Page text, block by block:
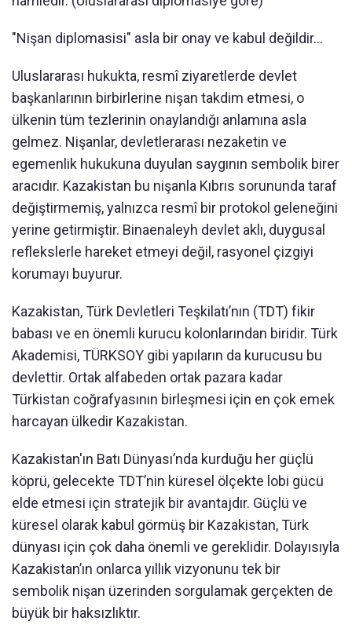
"Nişan diplomasisi" asla bir onay ve kabul değildir…
Uluslararası hukukta, resmî ziyaretlerde devlet
başkanlarının birbirlerine nişan takdim etmesi, o
ülkenin tüm tezlerinin onaylandığı anlamına asla
gelmez. Nişanlar, devletlerarası nezaketin ve
egemenlik hukukuna duyulan saygının sembolik birer
aracıdır. Kazakistan bu nişanla Kıbrıs sorununda taraf
değiştirmemiş, yalnızca resmî bir protokol geleneğini
yerine getirmiştir. Binaenaleyh devlet aklı, duygusal
reflekslerle hareket etmeyi değil, rasyonel çizgiyi
korumayı buyurur.
Kazakistan, Türk Devletleri Teşkilatı’nın (TDT) fikir
babası ve en önemli kurucu kolonlarından biridir. Türk
Akademisi, TÜRKSOY gibi yapıların da kurucusu bu
devlettir. Ortak alfabeden ortak pazara kadar
Türkistan coğrafyasının birleşmesi için en çok emek
harcayan ülkedir Kazakistan.
Kazakistan'ın Batı Dünyası’nda kurduğu her güçlü
köprü, gelecekte TDT’nin küresel ölçekte lobi gücü
elde etmesi için stratejik bir avantajdır. Güçlü ve
küresel olarak kabul görmüş bir Kazakistan, Türk
dünyası için çok daha önemli ve gereklidir. Dolayısıyla
Kazakistan’ın onlarca yıllık vizyonunu tek bir
sembolik nişan üzerinden sorgulamak gerçekten de
büyük bir haksızlıktır.